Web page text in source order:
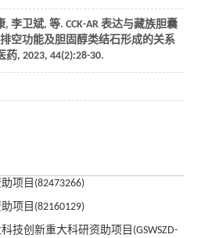
, 李卫斌, 等. CCK-AR 表达与藏族胆囊
空功能及胆固醇类结石形成的关系
药, 2023, 44(2):28-30.
项目(82473266)
项目(82160129)
技创新重大科研资助项目(GSWSZD-